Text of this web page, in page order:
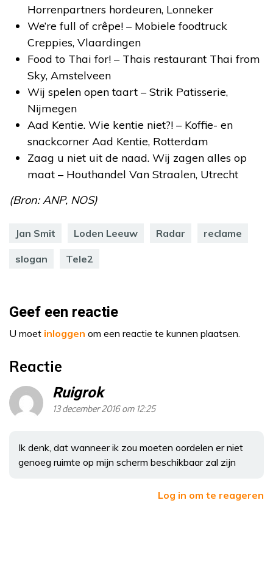
Horrenpartners hordeuren, Lonneker
We’re full of crêpe! – Mobiele foodtruck
Creppies, Vlaardingen
Food to Thai for! – Thais restaurant Thai from
Sky, Amstelveen
Wij spelen open taart – Strik Patisserie,
Nijmegen
Aad Kentie. Wie kentie niet?! – Koffie- en
snackcorner Aad Kentie, Rotterdam
Zaag u niet uit de naad. Wij zagen alles op
maat – Houthandel Van Straalen, Utrecht
(Bron: ANP, NOS)
Jan Smit Loden Leeuw Radar reclame
slogan Tele2
Geef een reactie
U moet inloggen om een reactie te kunnen plaatsen.
Reactie
Ruigrok
13 december 2016 om 12:25
Ik denk, dat wanneer ik zou moeten oordelen er niet
genoeg ruimte op mijn scherm beschikbaar zal zijn
Log in om te reageren